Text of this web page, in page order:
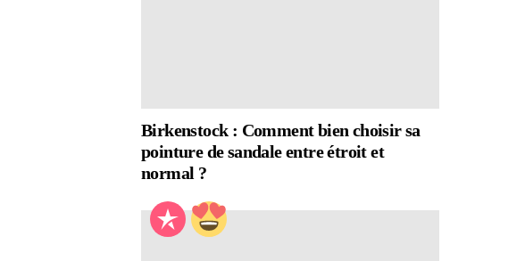
Birkenstock : Comment bien choisir sa
pointure de sandale entre étroit et
normal ?